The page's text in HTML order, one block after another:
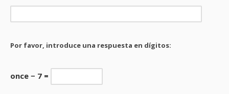
Por favor, introduce una respuesta en dígitos:
once − 7 =